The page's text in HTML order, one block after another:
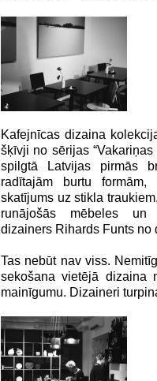
Kafejnīcas dizaina
šķīvji no sērijas
spilgtā Latvijas pirmās
radītajām burtu
skatījums uz stikla
runājošās mēbeles un
dizainers Rihards Funts
Tas nebūt nav viss.
sekošana vietējā
mainīgumu. Dizaineri